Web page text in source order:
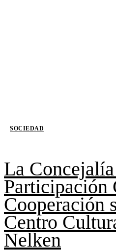
SOCIEDAD
La
Participación
Cooperación
Centro
Nelken